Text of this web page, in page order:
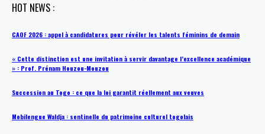
HOT NEWS :
CAOF 2026 : appel à candidatures pour révéler les talents féminins de demain
« Cette distinction est une invitation à servir davantage l’excellence académique
» : Prof. Prénam Houzou-Mouzou
Succession au Togo : ce que la loi garantit réellement aux veuves
Mobilengue Waldja : sentinelle du patrimoine culturel togolais